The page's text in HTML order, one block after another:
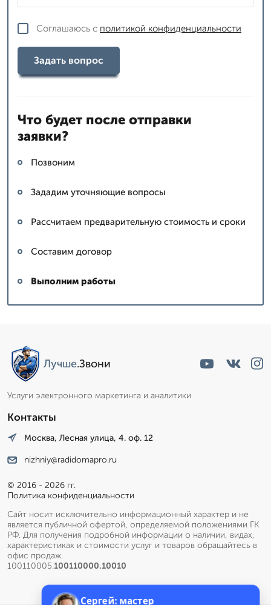
Соглашаюсь с политикой конфиденциальности
Задать вопрос
Что будет после отправки
заявки?
Позвоним
Зададим уточняющие вопросы
Рассчитаем предварительную стоимость и сроки
Составим договор
Выполним работы
Лучше.Звони
Услуги электронного маркетинга и аналитики
Контакты
Москва, Лесная улица, 4. оф. 12
nizhniy@radidomapro.ru
© 2016 - 2026 гг.
Политика конфиденциальности
Сайт носит исключительно информационный характер и не
является публичной офертой, определяемой положениями ГК
РФ. Для получения подробной информации о наличии, видах,
характеристиках и стоимости услуг и товаров обращайтесь в
офис продаж.
100110005.100110000.10010
Сергей: мастер